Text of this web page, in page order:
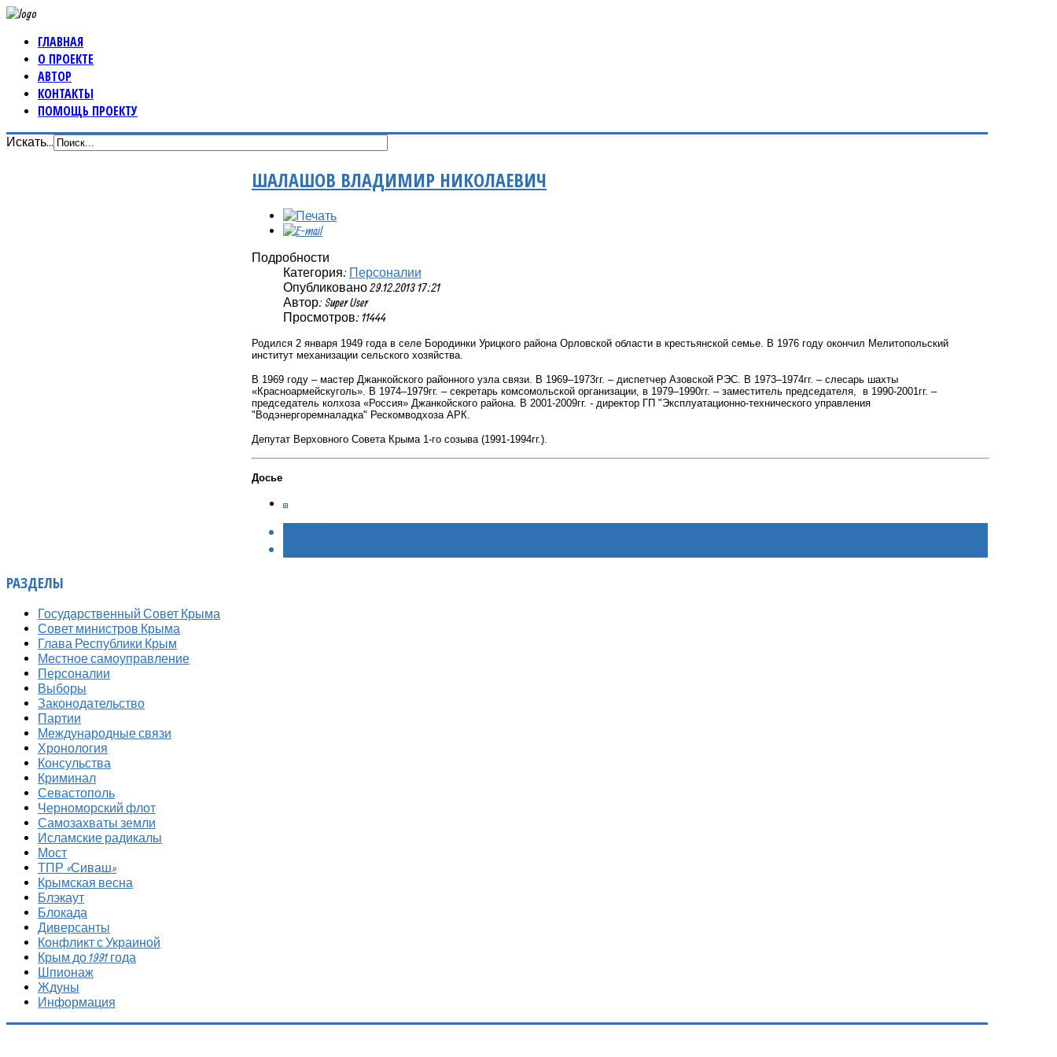
ГЛАВНАЯ
О ПРОЕКТЕ
АВТОР
КОНТАКТЫ
ПОМОЩЬ ПРОЕКТУ
Искать...
ШАЛАШОВ ВЛАДИМИР НИКОЛАЕВИЧ
Подробности
Категория: Персоналии
Опубликовано 29.12.2013 17:21
Автор: Super User
Просмотров: 11444
Родился 2 января 1949 года в селе Бородинки Урицкого района Орловской области в крестьянской семье. В 1976 году окончил Мелитопольский
институт механизации сельского хозяйства.
В 1969 году – мастер Джанкойского районного узла связи. В 1969–1973гг. – диспетчер Азовской РЭС. В 1973–1974гг. – слесарь шахты
«Красноармейскуголь». В 1974–1979гг. – секретарь комсомольской организации, в 1979–1990гг. – заместитель председателя, в 1990-2001гг. –
председатель колхоза «Россия» Джанкойского района. В 2001-2009гг. - директор ГП "Эксплуатационно-технического управления
"Водэнергоремналадка" Рескомводхоза АРК.
Депутат Верховного Совета Крыма 1-го созыва (1991-1994гг.).
Досье
РАЗДЕЛЫ
Государственный Совет Крыма
Совет министров Крыма
Глава Республики Крым
Местное самоуправление
Персоналии
Выборы
Законодательство
Партии
Международные связи
Хронология
Консульства
Криминал
Севастополь
Черноморский флот
Самозахваты земли
Исламские радикалы
Мост
ТПР «Сиваш»
Крымская весна
Блэкаут
Блокада
Диверсанты
Конфликт с Украиной
Крым до 1991 года
Шпионаж
Ждуны
Информация